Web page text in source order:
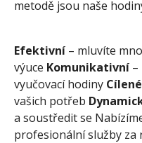
metodě jsou naše
Efektivní – mluvíte
výuce Komunikativní
vyučovací hodiny
vašich potřeb
a soustředit se
profesionální služby za